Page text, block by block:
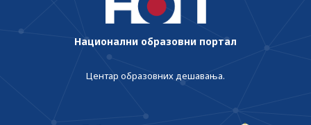
Национални образовни портал
Центар образовних дешавања.